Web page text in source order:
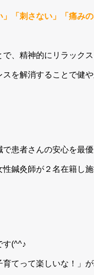
「刺さない」 「痛み
、精神的にリラック
を解消することで健
患者さんの安心を最優
鍼灸師が２名在籍し
す(^^♪
てって楽しいな！」